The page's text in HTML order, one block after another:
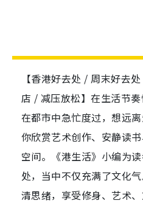
【香港好去处 / 周末好去
店 / 减压放松】在生活节
在都市中急忙度过，想远
你欣赏艺术创作、安静读
空间。《港生活》小编为
处，当中不仅充满了文化
清思绪，享受修身、艺术、